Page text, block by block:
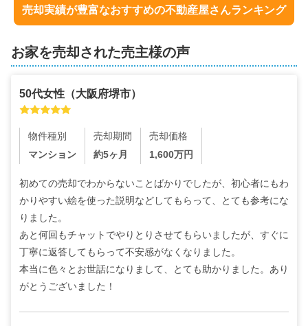
売却実績が豊富なおすすめの不動産屋さんランキング
お家を売却された売主様の声
50代女性 （大阪府堺市）
物件種別
マンション
売却期間
約5ヶ月
売却価格
1,600万円
初めての売却でわからないことばかりでしたが、初心者にもわ
かりやすい絵を使った説明などしてもらって、とても参考にな
りました。
あと何回もチャットでやりとりさせてもらいましたが、すぐに
丁寧に返答してもらって不安感がなくなりました。
本当に色々とお世話になりまして、とても助かりました。あり
がとうございました！